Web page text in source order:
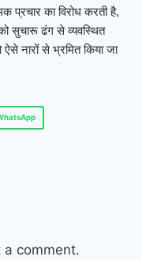
प्रचार का विरोध करती है,
सुचारू ढंग से व्यवस्थित
नारों से भ्रमित किया जा
a comment.